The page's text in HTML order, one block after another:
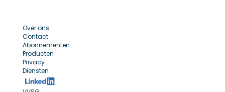
Over ons
Contact
Abonnementen
Producten
Privacy
Diensten